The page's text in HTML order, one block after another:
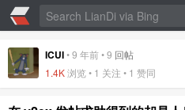
ICUI•9 年前•9 回帖
1.4K浏览 • 1 关注 • 1 赞同